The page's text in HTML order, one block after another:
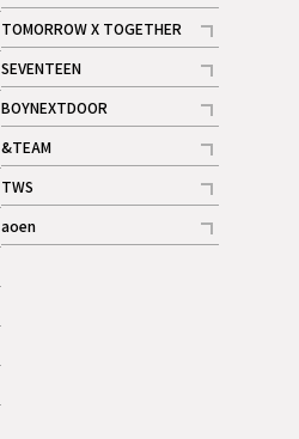
記事
TOMORROW X TOGETHER
記事
ギャラリー
SEVENTEEN
記事
BOYNEXTDOOR
記事
&TEAM
記事
TWS
記事
aoen
記事